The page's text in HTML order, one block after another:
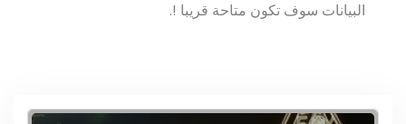
البيانات سوف تكون متاحة قريبا !.